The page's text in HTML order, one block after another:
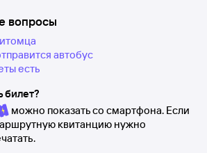
вопросы
автобус
есть
билет?
можно показать со смартфона. Если
квитанцию нужно